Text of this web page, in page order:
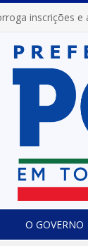
O GOVERNO